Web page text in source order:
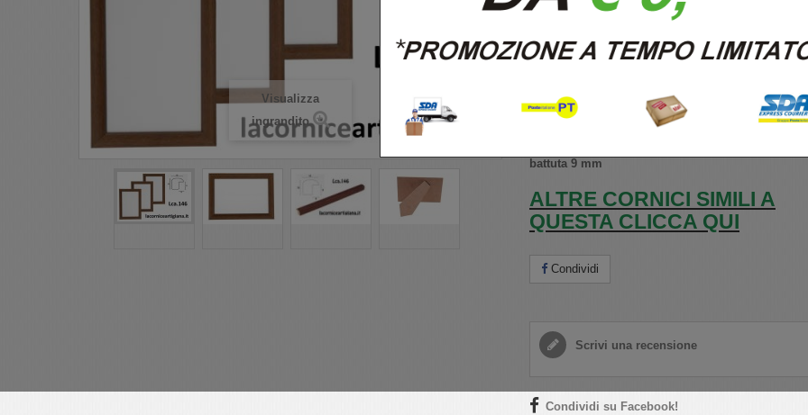
Visualizza
ingrandito
Condizione: Nuovo prodotto
formato interno 15 x 20 da tavolo
tipo: bomberino
battuta 9 mm
ALTRE CORNICI SIMILI A
QUESTA CLICCA QUI
Condividi
Scrivi una recensione
Condividi su Facebook!